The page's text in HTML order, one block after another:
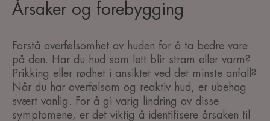
Årsaker og forebygging
Forstå overfølsomhet av huden for å ta bedre vare
på den. Har du hud som lett blir stram eller varm?
Prikking eller rødhet i ansiktet ved det minste anfall?
Når du har overfølsom og reaktiv hud, er ubehag
svært vanlig. For å gi varig lindring av disse
symptomene, er det viktig å identifisere årsaken til